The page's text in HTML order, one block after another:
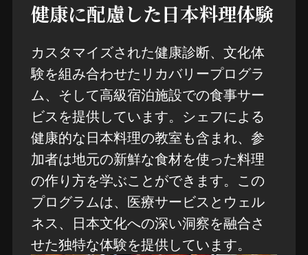
健康に配慮した日本料理体験
カスタマイズされた健康診断、文化体
験を組み合わせたリカバリープログラ
ム、そして高級宿泊施設での食事サー
ビスを提供しています。シェフによる
健康的な日本料理の教室も含まれ、参
加者は地元の新鮮な食材を使った料理
の作り方を学ぶことができます。この
プログラムは、医療サービスとウェル
ネス、日本文化への深い洞察を融合さ
せた独特な体験を提供しています。